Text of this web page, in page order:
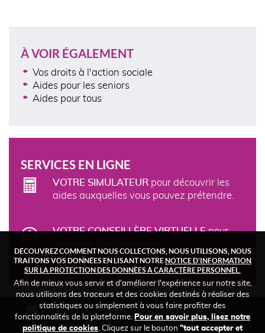
À VOIR ÉGALEMENT
Vos droits à l'action sociale
Aides pour les seniors
Aides pour tous
SERVICES EN LIGNE
VOTRE SIMULATEUR pour découvrir les
aides auxquelles vous pouvez prétendre.
VOTRE CONSEILLÈRE VIRTUELLEpour
FOOTER
TOP
Espace presse Espace professionnel de santé
DÉCOUVREZ COMMENT NOUS COLLECTONS, NOUS UTILISONS, NOUS
TRAITONS VOS DONNÉES EN LISANT NOTRENOTICE D'INFORMATION
SUR LA PROTECTION DES DONNÉES À CARACTÈRE PERSONNEL.
Afin de mieux vous servir et d'améliorer l'expérience sur notre site,
nous utilisons des traceurs et des cookies destinés à réaliser des
statistiques ou simplement à vous faire profiter des
fonctionnalités de la plateforme. Pour en savoir plus, lisez notre
politique de cookies. Cliquez sur le bouton "tout accepter et